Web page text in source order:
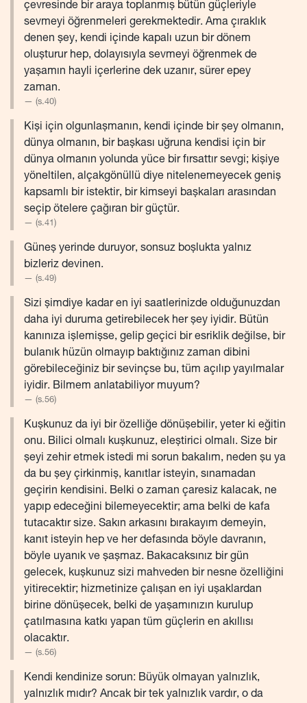
çevresinde bir araya toplanmış bütün güçleriyle
sevmeyi öğrenmeleri gerekmektedir. Ama çıraklık
denen şey, kendi içinde kapalı uzun bir dönem
oluşturur hep, dolayısıyla sevmeyi öğrenmek de
yaşamın hayli içerlerine dek uzanır, sürer epey
zaman.
(s.40)
Kişi için olgunlaşmanın, kendi içinde bir şey olmanın,
dünya olmanın, bir başkası uğruna kendisi için bir
dünya olmanın yolunda yüce bir fırsattır sevgi; kişiye
yöneltilen, alçakgönüllü diye nitelenemeyecek geniş
kapsamlı bir istektir, bir kimseyi başkaları arasından
seçip ötelere çağıran bir güçtür.
(s.41)
Güneş yerinde duruyor, sonsuz boşlukta yalnız
bizleriz devinen.
(s.49)
Sizi şimdiye kadar en iyi saatlerinizde olduğunuzdan
daha iyi duruma getirebilecek her şey iyidir. Bütün
kanınıza işlemişse, gelip geçici bir esriklik değilse, bir
bulanık hüzün olmayıp baktığınız zaman dibini
görebileceğiniz bir sevinçse bu, tüm açılıp yayılmalar
iyidir. Bilmem anlatabiliyor muyum?
(s.56)
Kuşkunuz da iyi bir özelliğe dönüşebilir, yeter ki eğitin
onu. Bilici olmalı kuşkunuz, eleştirici olmalı. Size bir
şeyi zehir etmek istedi mi sorun bakalım, neden şu ya
da bu şey çirkinmiş, kanıtlar isteyin, sınamadan
geçirin kendisini. Belki o zaman çaresiz kalacak, ne
yapıp edeceğini bilemeyecektir; ama belki de kafa
tutacaktır size. Sakın arkasını bırakayım demeyin,
kanıt isteyin hep ve her defasında böyle davranın,
böyle uyanık ve şaşmaz. Bakacaksınız bir gün
gelecek, kuşkunuz sizi mahveden bir nesne özelliğini
yitirecektir; hizmetinize çalışan en iyi uşaklardan
birine dönüşecek, belki de yaşamınızın kurulup
çatılmasına katkı yapan tüm güçlerin en akıllısı
olacaktır.
(s.56)
Kendi kendinize sorun: Büyük olmayan yalnızlık,
yalnızlık mıdır? Ancak bir tek yalnızlık vardır, o da